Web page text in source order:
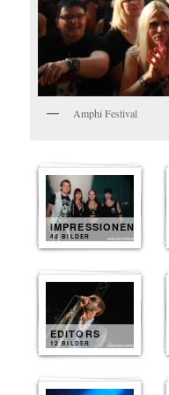
Amphi Festival
IMPRESSIONEN
40 BILDER
EDITORS
12 BILDER